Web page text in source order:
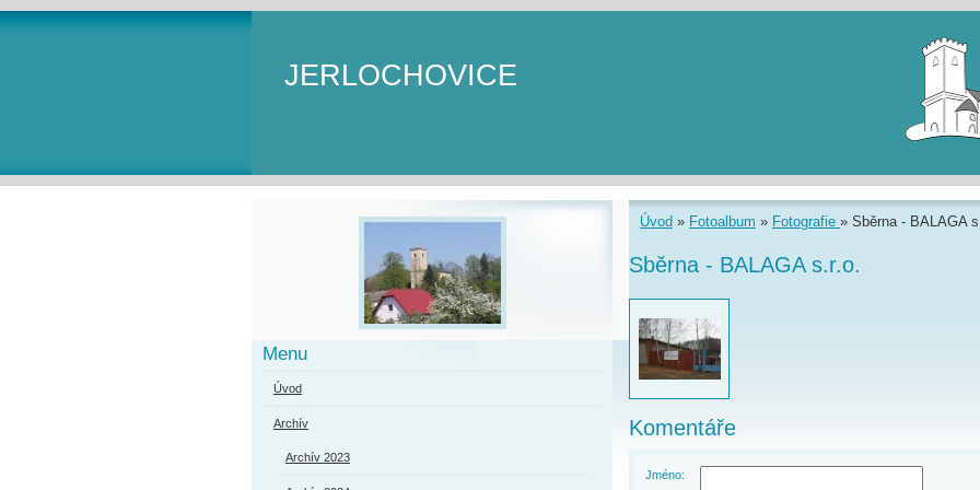
JERLOCHOVICE
Úvod » Fotoalbum » Fotografie » Sběrna - BALAGA
Sběrna - BALAGA s.r.o.
Komentáře
Jméno:
Menu
Úvod
Archív
Archív 2023